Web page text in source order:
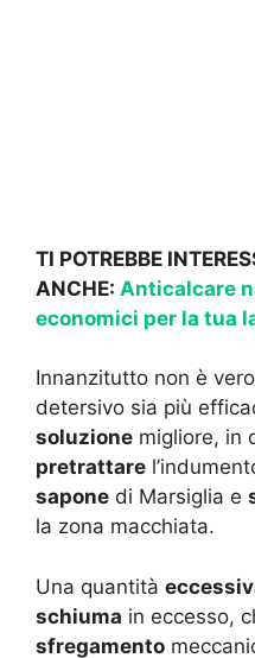
TI POTREBBE
ANCHE: Anticalcare
economici per la tua
Innanzitutto non è
detersivo sia più
soluzione migliore, in
pretrattare
sapone di Marsiglia e
la zona macchiata.
Una quantità
schiuma in eccesso,
sfregamento